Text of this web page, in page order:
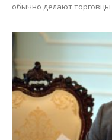
обычно делают